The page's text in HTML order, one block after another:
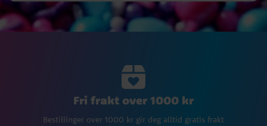
Fri frakt over 1000 kr
Bestillinger over 1000 kr gir deg alltid gratis frakt